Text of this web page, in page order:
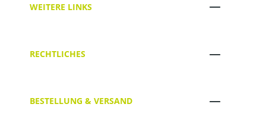
WEITERE LINKS
RECHTLICHES
BESTELLUNG & VERSAND